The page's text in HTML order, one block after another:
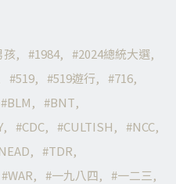
孩 1984
2024總統大選
519 519遊行
716
BLM
BNT
CDC CULTISH
NCC
TDR
WAR 一九八四
一二三